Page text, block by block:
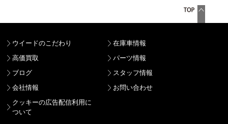
ウイードのこだわり
在庫車情報
高価買取
パーツ情報
ブログ
スタッフ情報
会社情報
お問い合わせ
クッキーの広告配信利用に
ついて